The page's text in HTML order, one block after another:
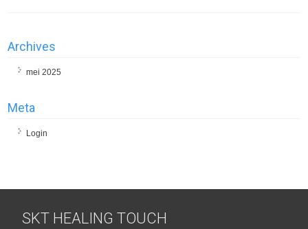
Archives
mei 2025
Meta
Login
SKT HEALING TOUCH